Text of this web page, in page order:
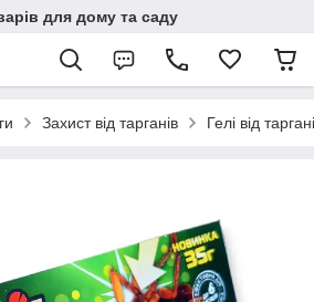
для дому та саду
Захист від тарганів Гелі від